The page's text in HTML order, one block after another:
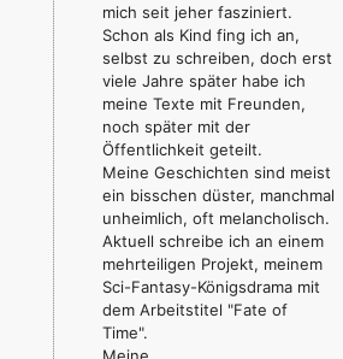
mich seit jeher fasziniert.
Schon als Kind fing ich an,
selbst zu schreiben, doch erst
viele Jahre später habe ich
meine Texte mit Freunden,
noch später mit der
Öffentlichkeit geteilt.
Meine Geschichten sind meist
ein bisschen düster, manchmal
unheimlich, oft melancholisch.
Aktuell schreibe ich an einem
mehrteiligen Projekt, meinem
Sci-Fantasy-Königsdrama mit
dem Arbeitstitel "Fate of
Time".